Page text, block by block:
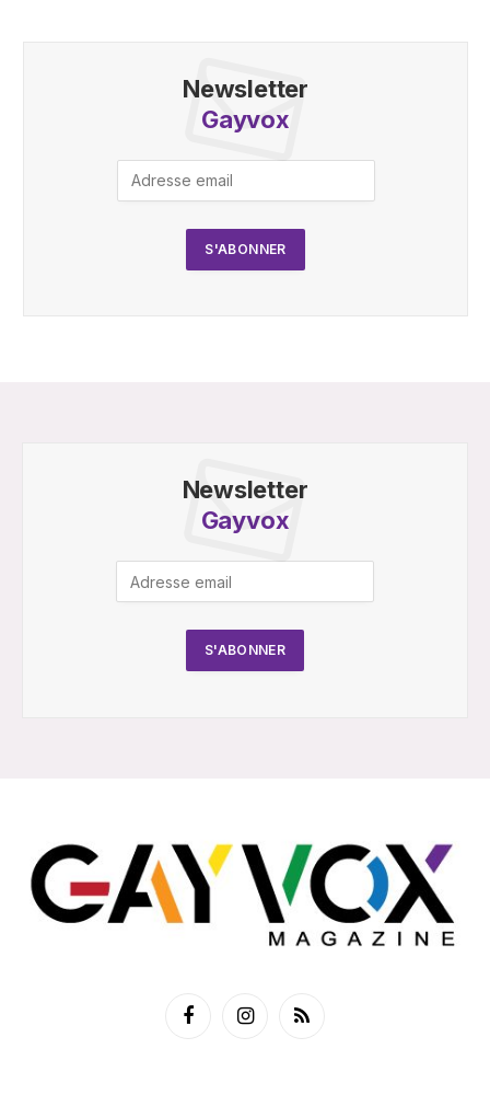
Newsletter
Gayvox
Newsletter
Gayvox
FacebookInstagramRSS